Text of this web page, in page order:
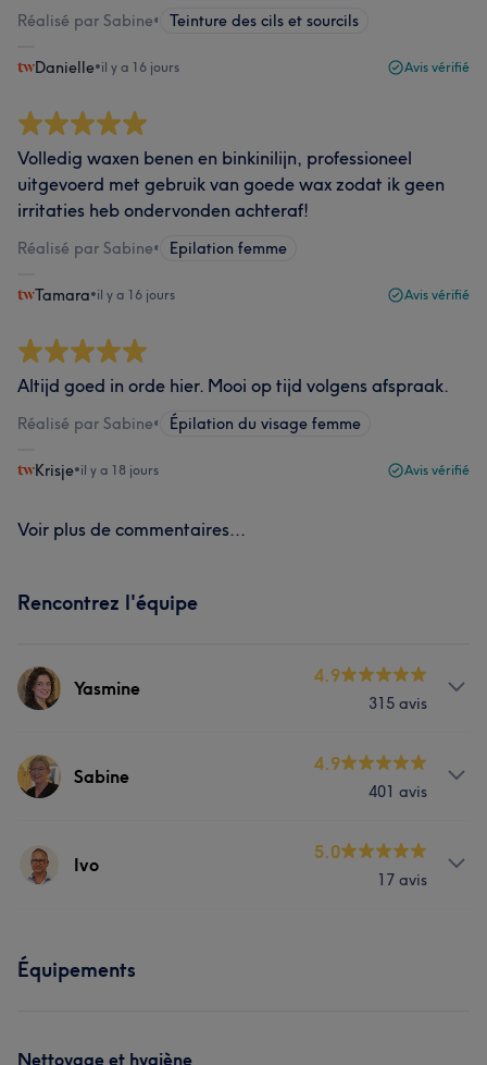
Réalisé par Sabine• Teinture des cils et sourcils
Danielle•il y a 16 jours Avis vérifié
Volledig waxen benen en binkinilijn, professioneel
uitgevoerd met gebruik van goede wax zodat ik geen
irritaties heb ondervonden achteraf!
Réalisé par Sabine• Epilation femme
Tamara•il y a 16 jours Avis vérifié
Altijd goed in orde hier. Mooi op tijd volgens afspraak.
Réalisé par Sabine• Épilation du visage femme
Krisje•il y a 18 jours Avis vérifié
Voir plus de commentaires...
Rencontrez l'équipe
Yasmine
4.9
315 avis
Services
Épilation
L'avis de nos clients sur Yasmine
Talentueux/euse 20
Sabine
4.9
401 avis
Services
L'avis de nos clients sur Sabine
Ivo
5.0
17 avis
Équipements
Nettoyage et hygiène